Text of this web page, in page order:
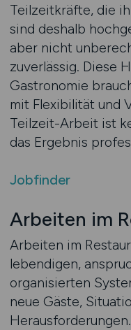
Teilzeitkräfte, die
sind deshalb
aber nicht
zuverlässig. Diese
Gastronomie
mit Flexibilität und
Teilzeit-Arbeit ist
das Ergebnis
Jobfinder
Arbeiten im
Arbeiten im
lebendigen,
organisierten
neue Gäste,